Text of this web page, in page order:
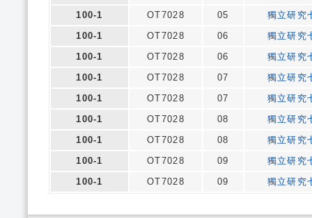
100-1
OT7028 05
獨立研究
100-1
OT7028 06
獨立研究
100-1
OT7028 06
獨立研究
100-1
OT7028 07
獨立研究
100-1
OT7028 07
獨立研究
100-1
OT7028 08
獨立研究
100-1
OT7028 08
獨立研究
100-1
OT7028 09
獨立研究
100-1
OT7028 09 獨立研究